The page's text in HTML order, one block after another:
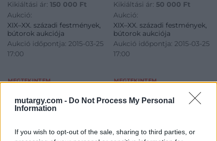
mutargy.com - Do Not Process My Personal
Information
If you wish to opt-out of the sale, sharing to third parties, or
Kikiáltási ár: 150 000 Ft
Aukció:
XIX–XX. századi festmények,
bútorok aukciója
Aukció időpontja: 2015-03-25
17:00
MEGTEKINTEM
Kikiáltási ár: 50 000 Ft
Aukció:
XIX–XX. századi festmények,
bútorok aukciója
Aukció időpontja: 2015-03-25
17:00
MEGTEKINTEM